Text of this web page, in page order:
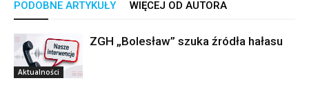
PODOBNE ARTYKUŁY WIĘCEJ OD AUTORA
Aktualności
ZGH „Bolesław” szuka źródła hałasu